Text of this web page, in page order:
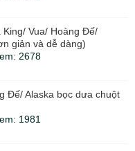
Vua/ Hoàng Đế/
giản và dễ dàng)
2678
Đế/ Alaska bọc dưa chuột
1981